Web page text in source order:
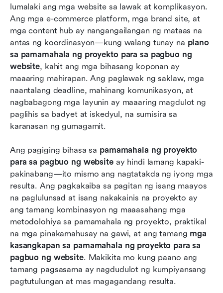
lumalaki ang mga website sa lawak at komplikasyon.
Ang mga e-commerce platform, mga brand site, at
mga content hub ay nangangailangan ng mataas na
antas ng koordinasyon—kung walang tunay na plano
sa pamamahala ng proyekto para sa pagbuo ng
website, kahit ang mga bihasang koponan ay
maaaring mahirapan. Ang paglawak ng saklaw, mga
naantalang deadline, mahinang komunikasyon, at
nagbabagong mga layunin ay maaaring magdulot ng
paglihis sa badyet at iskedyul, na sumisira sa
karanasan ng gumagamit.
Ang pagiging bihasa sa pamamahala ng proyekto
para sa pagbuo ng website ay hindi lamang kapaki-
pakinabang—ito mismo ang nagtatakda ng iyong mga
resulta. Ang pagkakaiba sa pagitan ng isang maayos
na paglulunsad at isang nakakainis na proyekto ay
ang tamang kombinasyon ng maaasahang mga
metodolohiya sa pamamahala ng proyekto, praktikal
na mga pinakamahusay na gawi, at ang tamang mga
kasangkapan sa pamamahala ng proyekto para sa
pagbuo ng website. Makikita mo kung paano ang
tamang pagsasama ay nagdudulot ng kumpiyansang
pagtutulungan at mas magagandang resulta.
Mga Madalas Itanong
May kaugnayang pagbasa